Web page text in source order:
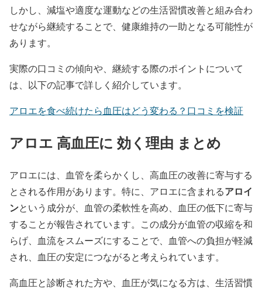
しかし、減塩や適度な運動などの生活習慣改善と組み合わ
せながら継続することで、健康維持の一助となる可能性が
あります。
実際の口コミの傾向や、継続する際のポイントについて
は、以下の記事で詳しく紹介しています。
アロエを食べ続けたら血圧はどう変わる？口コミを検証
アロエ 高血圧に 効く理由 まとめ
アロエには、血管を柔らかくし、高血圧の改善に寄与する
とされる作用があります。特に、アロエに含まれるアロイ
ンという成分が、血管の柔軟性を高め、血圧の低下に寄与
することが報告されています。この成分が血管の収縮を和
らげ、血流をスムーズにすることで、血管への負担が軽減
され、血圧の安定につながると考えられています。
高血圧と診断された方や、血圧が気になる方は、生活習慣